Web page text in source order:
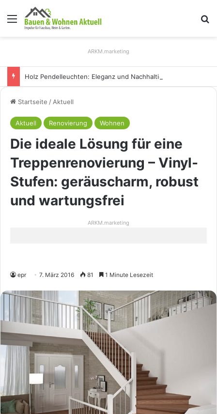
Menü
ARKM.marketing
Startseite / Aktuell
Aktuell Renovierung Wohnen
Die ideale Lösung für eine
Treppenrenovierung – Vinyl-
Stufen: geräuscharm, robust
und wartungsfrei
ARKM.marketing
epr 7. März 2016 81 1 Minute Lesezeit